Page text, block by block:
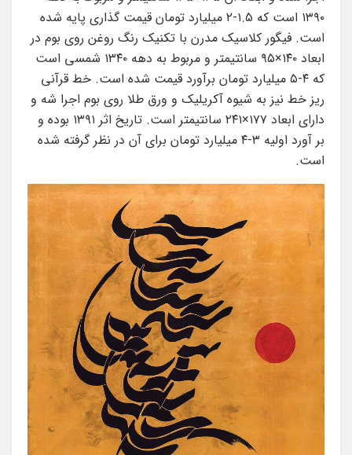
۱۳۹۰ است که ۱.۵-۲ میلیارد تومان قیمت گذاری پایه شده
است. فیگور کلاسیک مدرن با تکنیک رنگ روغن روی بوم در
ابعاد ۱۴۰×۹۵ سانتیمتر و مربوط به دهه ۱۳۴۰ شمسی است
که ۴-۵ میلیارد تومان برآورد قیمت شده است. خط قرآنی
ریز خط نیز به شیوه آکریلیک و ورق طلا روی بوم اجرا شه و
دارای ابعاد ۱۷۷×۲۴۱ سانتیمتر است. تاریخ اثر ۱۳۹۱ بوده و
بر آورد اولیه ۳-۴ میلیارد تومان برای آن در نظر گرفته شده
است.